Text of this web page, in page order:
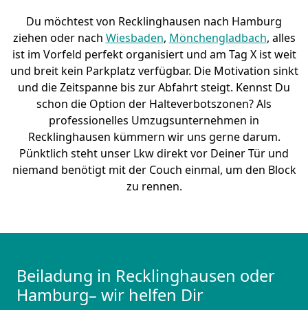
Du möchtest von Recklinghausen nach Hamburg
ziehen oder nach Wiesbaden, Mönchen­gladbach, alles
ist im Vorfeld perfekt organisiert und am Tag X ist weit
und breit kein Parkplatz verfügbar. Die Motivation sinkt
und die Zeitspanne bis zur Abfahrt steigt. Kennst Du
schon die Option der Halteverbotszonen? Als
professionelles Umzugsunternehmen in
Recklinghausen kümmern wir uns gerne darum.
Pünktlich steht unser Lkw direkt vor Deiner Tür und
niemand benötigt mit der Couch einmal, um den Block
zu rennen.
Beiladung in Recklinghausen oder
Hamburg– wir helfen Dir